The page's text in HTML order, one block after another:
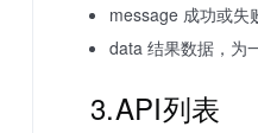
message 成功或失
data 结果数据，为
3.API列表